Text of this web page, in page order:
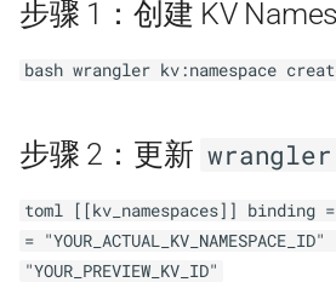
Marp 幻灯片创作
本地 Marp 幻灯片嵌入
高级功能
章节卡片
播客节目栏
Cloudflare Tunnel
横幅生成工具
文档自动化
项目清单生成
同步指南
添加新项目
Mermaid 示例
Git 图表
OSS 指南
步骤 1：创建 KV
bash wrangler kv:namespace
步骤 2：更新
toml [[kv_namespaces]] binding =
=
"YOUR_PREVIEW_KV_ID"